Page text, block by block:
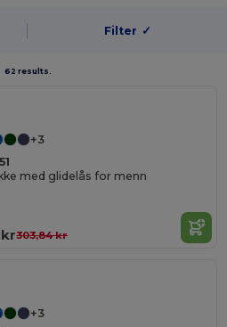
Filter ✓
62 results.
+3
med glidelås for menn
kr303,84 kr
+3